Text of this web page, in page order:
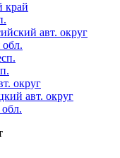
край
авт. округ
обл.
округ
авт. округ